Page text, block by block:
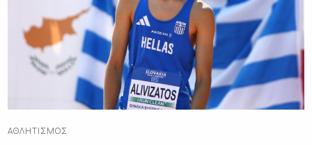
ΑΘΛΗΤΙΣΜΌΣ